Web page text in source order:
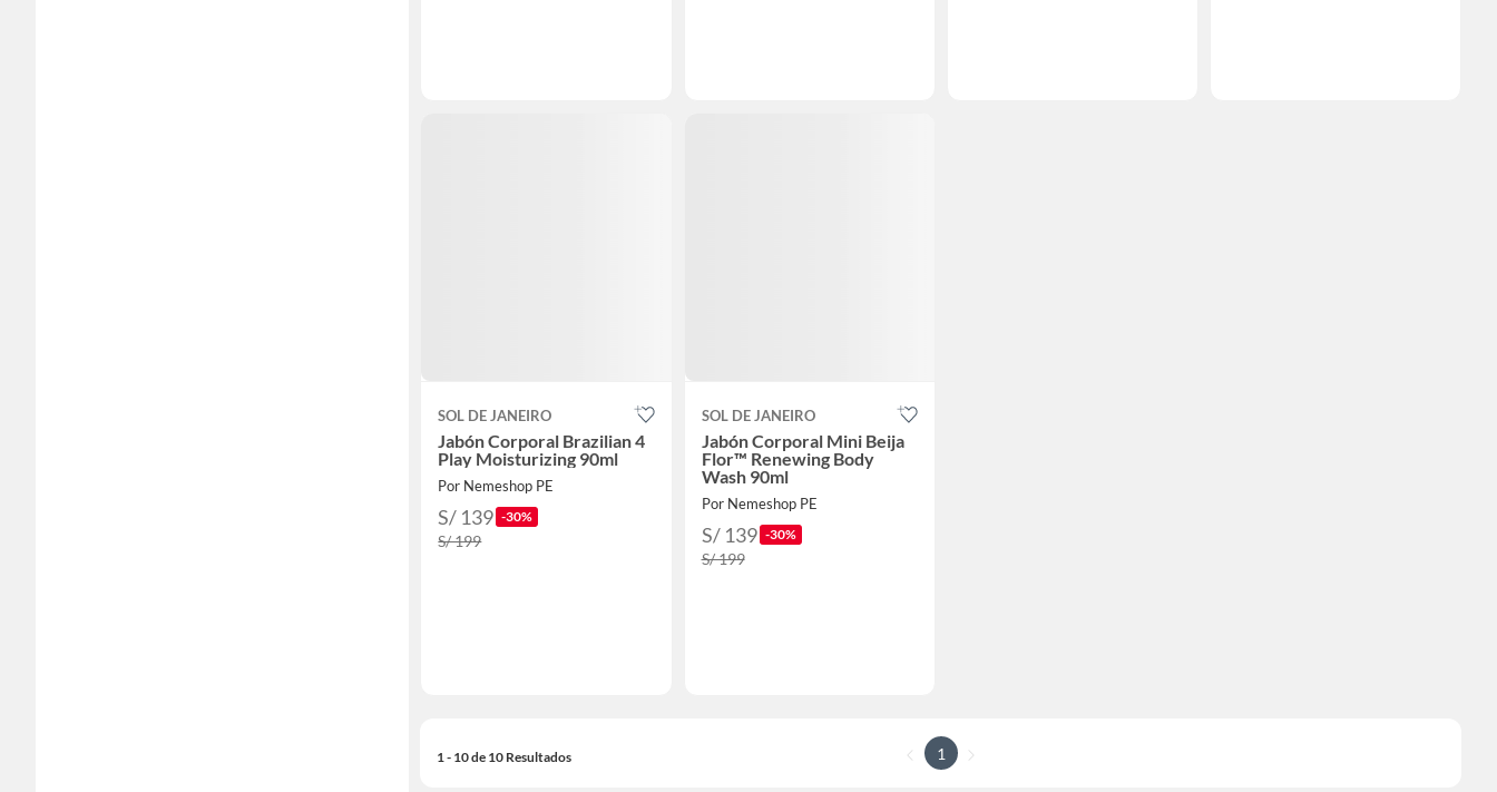
SOL DE JANEIRO
Jabón Corporal Brazilian 4
Play Moisturizing 90ml
Por Nemeshop PE
S/ 139 -30%
S/ 199
SOL DE JANEIRO
Jabón Corporal Mini Beija
Flor™ Renewing Body
Wash 90ml
Por Nemeshop PE
S/ 139 -30%
S/ 199
1 - 10 de 10 Resultados 1